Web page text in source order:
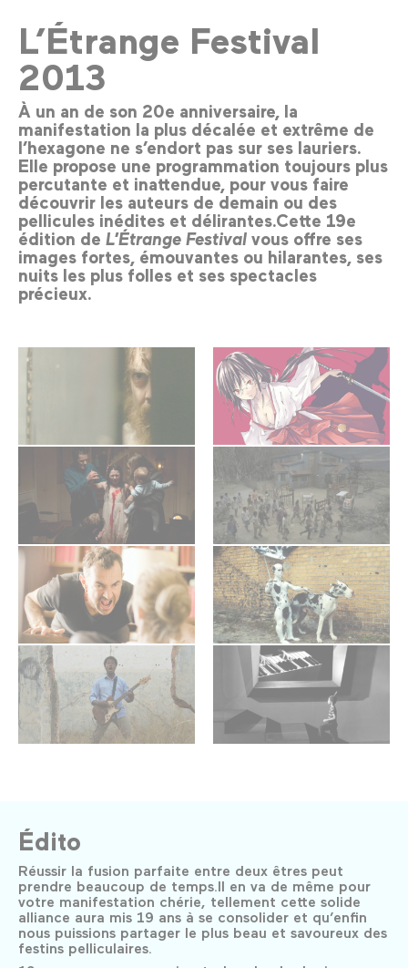
L’Étrange Festival
2013
À un an de son 20e anniversaire, la
manifestation la plus décalée et extrême de
l’hexagone ne s’endort pas sur ses lauriers.
Elle propose une programmation toujours plus
percutante et inattendue, pour vous faire
découvrir les auteurs de demain ou des
pellicules inédites et délirantes.Cette 19e
édition de L’Étrange Festival vous offre ses
images fortes, émouvantes ou hilarantes, ses
nuits les plus folles et ses spectacles
précieux.
Édito
Réussir la fusion parfaite entre deux êtres peut
prendre beaucoup de temps.Il en va de même pour
votre manifestation chérie, tellement cette solide
alliance aura mis 19 ans à se consolider et qu’enfin
nous puissions partager le plus beau et savoureux des
festins pelliculaires.